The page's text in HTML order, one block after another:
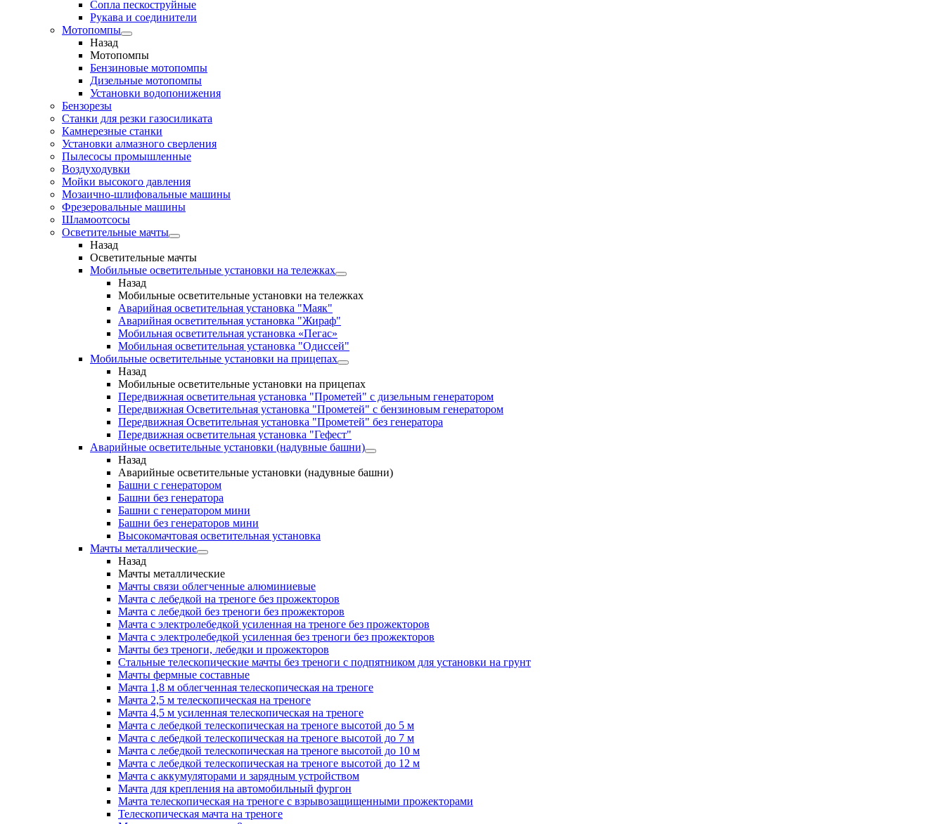
Сопла пескоструйные
Рукава и соединители
Мотопомпы
Назад
Мотопомпы
Бензиновые мотопомпы
Дизельные мотопомпы
Установки водопонижения
Бензорезы
Станки для резки газосиликата
Камнерезные станки
Установки алмазного сверления
Пылесосы промышленные
Воздуходувки
Мойки высокого давления
Мозаично-шлифовальные машины
Фрезеровальные машины
Шламоотсосы
Осветительные мачты
Назад
Осветительные мачты
Мобильные осветительные установки на тележках
Назад
Мобильные осветительные установки на тележках
Аварийная осветительная установка "Маяк"
Аварийная осветительная установка "Жираф"
Мобильная осветительная установка «Пегас»
Мобильная осветительная установка "Одиссей"
Мобильные осветительные установки на прицепах
Назад
Мобильные осветительные установки на прицепах
Передвижная осветительная установка "Прометей" с дизельным генератором
Передвижная Осветительная установка "Прометей" с бензиновым генератором
Передвижная Осветительная установка "Прометей" без генератора
Передвижная осветительная установка "Гефест"
Аварийные осветительные установки (надувные башни)
Назад
Аварийные осветительные установки (надувные башни)
Башни с генератором
Башни без генератора
Башни с генератором мини
Башни без генераторов мини
Высокомачтовая осветительная установка
Мачты металлические
Назад
Мачты металлические
Мачты связи облегченные алюминиевые
Мачта с лебедкой на треноге без прожекторов
Мачта с лебедкой без треноги без прожекторов
Мачта с электролебедкой усиленная на треноге без прожекторов
Мачта с электролебедкой усиленная без треноги без прожекторов
Мачты без треноги, лебедки и прожекторов
Стальные телескопические мачты без треноги с подпятником для установки на грунт
Мачты фермные составные
Мачта 1,8 м облегченная телескопическая на треноге
Мачта 2,5 м телескопическая на треноге
Мачта 4,5 м усиленная телескопическая на треноге
Мачта с лебедкой телескопическая на треноге высотой до 5 м
Мачта с лебедкой телескопическая на треноге высотой до 7 м
Мачта с лебедкой телескопическая на треноге высотой до 10 м
Мачта с лебедкой телескопическая на треноге высотой до 12 м
Мачта с аккумуляторами и зарядным устройством
Мачта для крепления на автомобильный фургон
Мачта телескопическая на треноге с взрывозащищенными прожекторами
Телескопическая мачта на треноге